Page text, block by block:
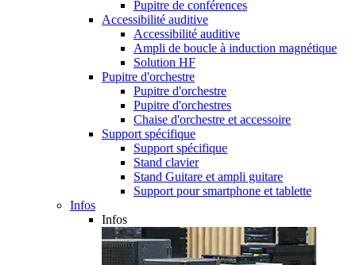
Pupitre de conférences
Accessibilité auditive
Accessibilité auditive
Ampli de boucle à induction magnétique
Solution HF
Pupitre d'orchestre
Pupitre d'orchestre
Pupitre d'orchestres
Chaise d'orchestre et accessoire
Support spécifique
Support spécifique
Stand clavier
Stand Guitare et ampli guitare
Support pour smartphone et tablette
Infos
Infos